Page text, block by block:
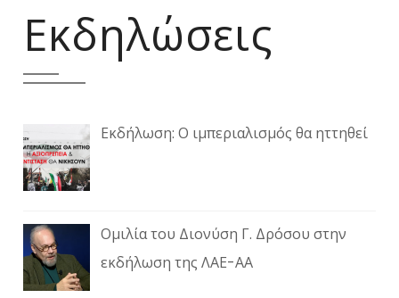
Εκδηλώσεις
Εκδήλωση: Ο ιμπεριαλισμός θα ηττηθεί
Ομιλία του Διονύση Γ. Δρόσου στην
εκδήλωση της ΛΑΕ-ΑΑ